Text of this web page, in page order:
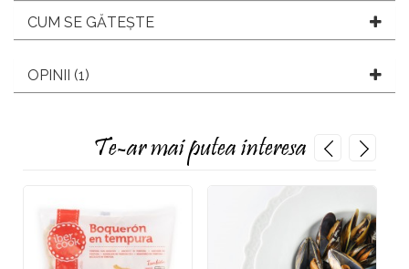
CUM SE GĂTEȘTE
OPINII (1)
Te-ar mai putea interesa